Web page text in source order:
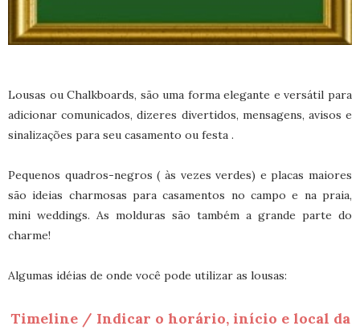
Lousas ou Chalkboards, são uma forma elegante e versátil para
adicionar comunicados, dizeres divertidos, mensagens, avisos e
sinalizações para seu casamento ou festa .
Pequenos quadros-negros ( às vezes verdes) e placas maiores
são ideias charmosas para casamentos no campo e na praia,
mini weddings. As molduras são também a grande parte do
charme!
Algumas idéias de onde você pode utilizar as lousas:
Timeline / Indicar o horário, início e local da